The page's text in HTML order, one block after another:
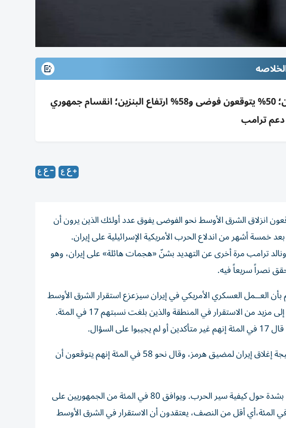
استطلاع رويترز/إبسوس: 35% فقط يدعمون حرب إيران؛ 50% يتوقعون فوضى و58% ارتفاع البنزين؛ انقسام جمهوري
ترامب
انزلاق الشرق الأوسط نحو الفوضى يفوق عدد أولئك الذين يرون أن
خمسة ‌أشهر من اندلاع الحرب الأمريكية الإسرائيلية على إيران.
ترامب مرة أخرى عن التهديد بشنّ «هجمات هائلة» على إيران، ​وهو
نصراً سريعاً فيه.
بأن العــمل ‌العسكري الأمريكي في إيران سيزعزع استقرار الشرق الأوسط
‌خلال العام المقبل، أي نحو ثلاثة أمثال من قالوا إن الحرب ستؤدي إلى مزيد من الاستقرار في المنطقة والذين بلغت نسبتهم 17 في المئة.
وأبدى أمريكيون تشاؤماً أيضاً حيال أسعار البنزين، التي ارتفعت نتيجة إغلاق إيران لمضيق هرمز، وقال نحو 58 في المئة إنهم يتوقعون أن
وعلى الرغم من التأييد العام لترامب بين الجمهوريين فقد انقسموا بشدة حول كيفية سير الحرب. ويوافق 80 في المئة من الجمهوريين على
ترامب كرئيس، ويؤيد 66 في المئة تعامله مع إيران. لكن 41 في المئة،​أي أقل من النصف، يعتقدون أن الاستقرار في الشرق الأوسط